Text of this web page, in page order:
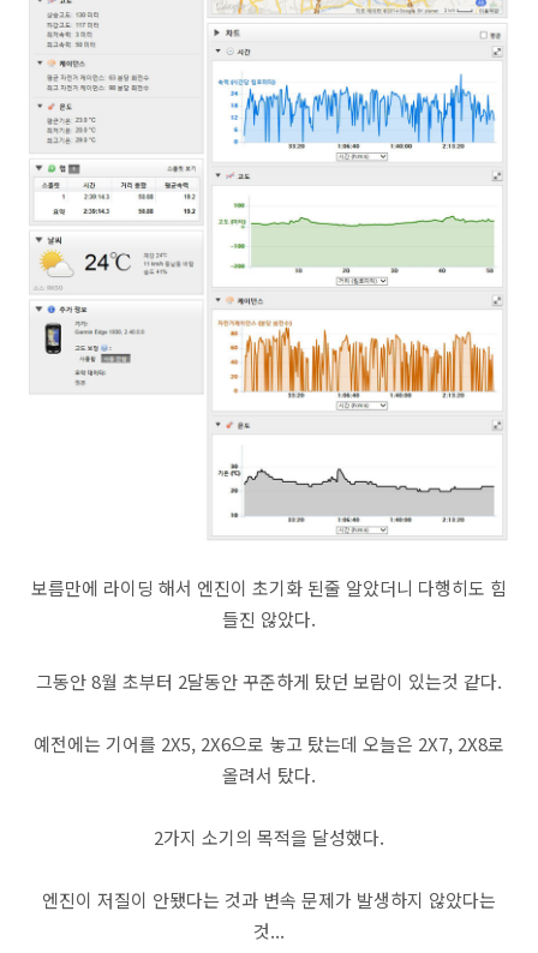
보름만에 라이딩 해서 엔진이 초기화 된줄 알았더니 다행히도 힘
들진 않았다.
그동안 8월 초부터 2달동안 꾸준하게 탔던 보람이 있는것 같다.
예전에는 기어를 2X5, 2X6으로 놓고 탔는데 오늘은 2X7, 2X8로
올려서 탔다.
2가지 소기의 목적을 달성했다.
엔진이 저질이 안됐다는 것과 변속 문제가 발생하지 않았다는
것...